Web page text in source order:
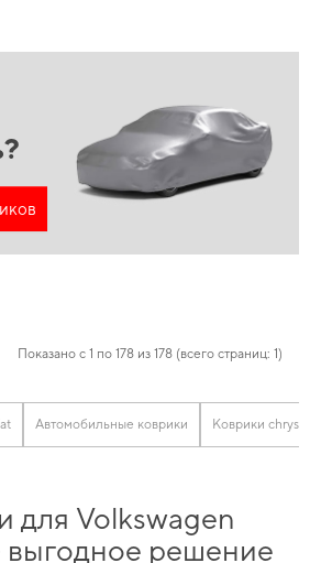
Показано с 1 по 178 из 178 (всего страниц: 1)
Автомобильные коврики Коврики
для Volkswagen
решение